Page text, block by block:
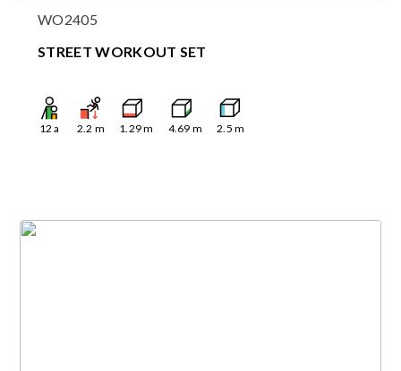
WO2405
STREET WORKOUT SET
12 a 2.2 m 1.29m 4.69 m 2.5 m